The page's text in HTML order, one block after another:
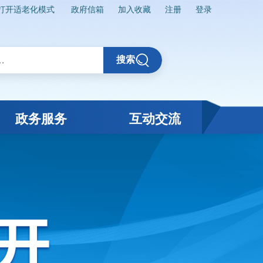
开适老化模式 政府信箱 加入收藏 注册 登录
搜索
政务服务 互动交流